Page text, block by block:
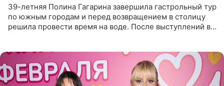
39-летняя Полина Гагарина завершила гастрольный тур
по южным городам и перед возвращением в столицу
решила провести время на воде. После выступлений в